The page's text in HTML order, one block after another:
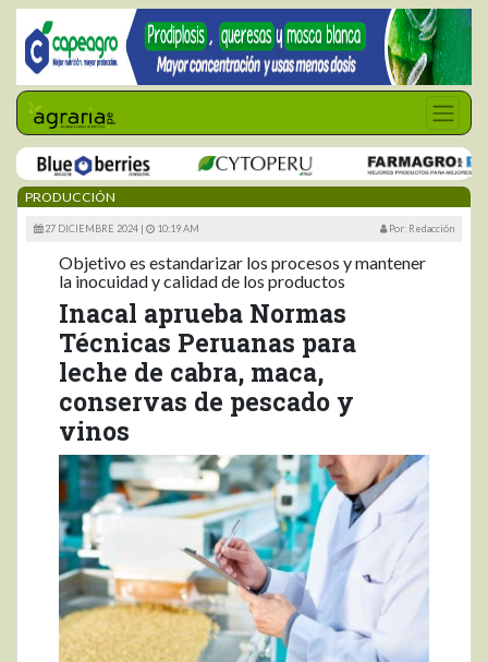
PRODUCCIÓN
27 DICIEMBRE 2024 | 10:19 AM Por: Redacción
Objetivo es estandarizar los procesos y mantener
la inocuidad y calidad de los productos
Inacal aprueba Normas
Técnicas Peruanas para
leche de cabra, maca,
conservas de pescado y
vinos